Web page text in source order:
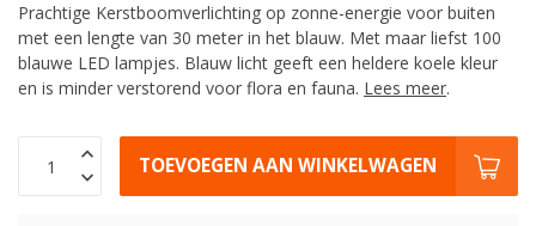
Prachtige Kerstboomverlichting op zonne-energie voor buiten
met een lengte van 30 meter in het blauw. Met maar liefst 100
blauwe LED lampjes. Blauw licht geeft een heldere koele kleur
en is minder verstorend voor flora en fauna. Lees meer.
TOEVOEGEN AAN WINKELWAGEN